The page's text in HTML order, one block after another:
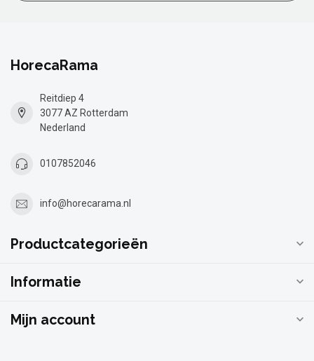
HorecaRama
Reitdiep 4
3077 AZ Rotterdam
Nederland
0107852046
info@horecarama.nl
Productcategorieën
Informatie
Mijn account